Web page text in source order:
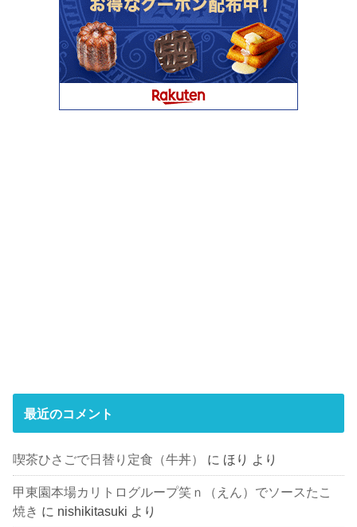
最近のコメント
喫茶ひさごで日替り定食（牛丼） に ほり より
甲東園本場カリトログループ笑ｎ（えん）でソースたこ
焼き に nishikitasuki より